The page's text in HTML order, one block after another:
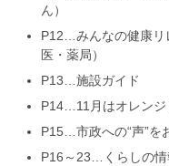
ん）
P12…みんなの健康リ
医・薬局）
P13…施設ガイド
P14…11月はオレンジ
P15…市政への“声”を
P16～23…くらしの情